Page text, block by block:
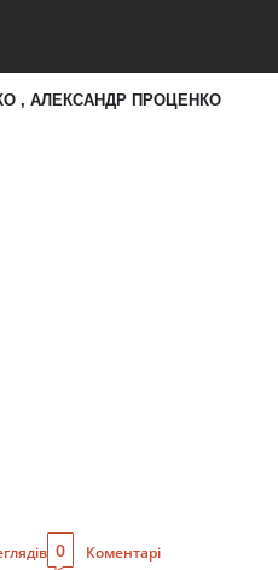
, АЛЕКСАНДР ПРОЦЕНКО
0 Коментарі